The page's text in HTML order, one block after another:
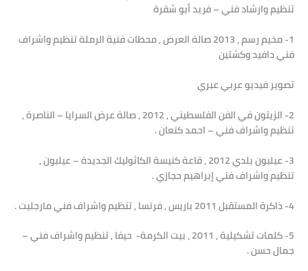
تنظيم وارشاد فني – فريد أبو شقرة
1- مخيم رسم , 2013 صالة العرض , محطات فنية الرملة تنظيم واشراف
فني دافيد وكشتين
تصوير فيديو عربي عبري
2- الزيتون في الفن الفلسطيني , 2012 , صالة عرض السرايا – الناصرة ,
تنظيم واشراف فني – احمد كنعان .
3- عيلبون بلدي 2012 , قاعة كنيسة الكاثوليك الجديدة – عيلبون ,
تنظيم واشراف فني إبراهيم حجازي .
4- ذاكرة المستقبل 2011 باريس , فرنسا , تنظيم واشراف فني مارجليت .
5- كلمات تشكيلية , 2011 , بيت الكرمة- حيفا , تنظيم واشراف فني –
جمال حسن .